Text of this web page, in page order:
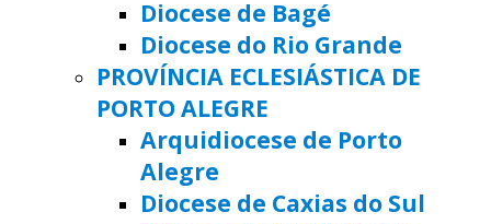
Diocese de Bagé
Diocese do Rio Grande
PROVÍNCIA ECLESIÁSTICA DE
PORTO ALEGRE
Arquidiocese de Porto
Alegre
Diocese de Caxias do Sul